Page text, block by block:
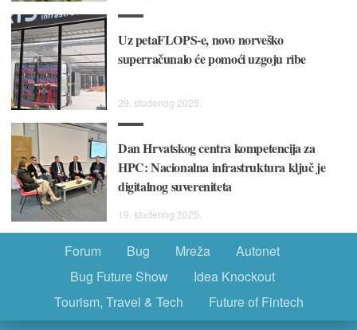
Uz petaFLOPS-e, novo norveško
superračunalo će pomoći uzgoju ribe
29. studenog 2025.
Dan Hrvatskog centra kompetencija za
HPC: Nacionalna infrastruktura ključ je
digitalnog suvereniteta
19. studenog 2025.
Forum Bug Mreža
Autonet
Bug Future Show
Idea Knockout
Tourism, Travel & Tech
Future of Fintech